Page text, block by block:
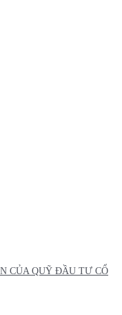
CỦA QUỸ ĐẦU TƯ CỔ